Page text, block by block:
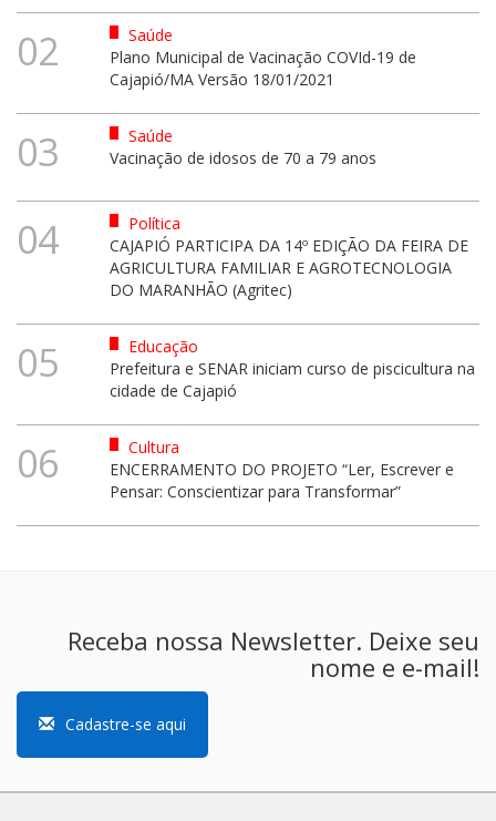
02
Saúde
Plano Municipal de Vacinação COVId-19 de
Cajapió/MA Versão 18/01/2021
03
Saúde
Vacinação de idosos de 70 a 79 anos
04
Política
CAJAPIÓ PARTICIPA DA 14º EDIÇÃO DA FEIRA DE
AGRICULTURA FAMILIAR E AGROTECNOLOGIA
DO MARANHÃO (Agritec)
05
Educação
Prefeitura e SENAR iniciam curso de piscicultura na
cidade de Cajapió
06
Cultura
ENCERRAMENTO DO PROJETO “Ler, Escrever e
Pensar: Conscientizar para Transformar”
Receba nossa Newsletter. Deixe seu
nome e e-mail!
Cadastre-se aqui